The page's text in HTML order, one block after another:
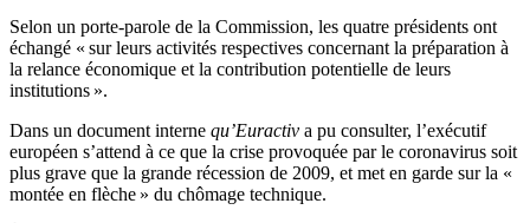
Selon un porte-parole de la Commission, les quatre présidents ont
échangé « sur leurs activités respectives concernant la préparation à
la relance économique et la contribution potentielle de leurs
institutions ».
Dans un document interne qu’Euractiv a pu consulter, l’exécutif
européen s’attend à ce que la crise provoquée par le coronavirus soit
plus grave que la grande récession de 2009, et met en garde sur la «
montée en flèche » du chômage technique.